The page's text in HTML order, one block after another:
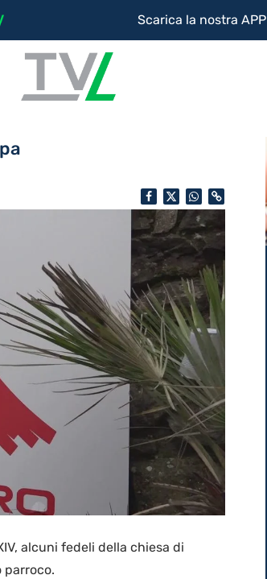
Scarica la nostra APP
alcuni fedeli della chiesa di
parroco.